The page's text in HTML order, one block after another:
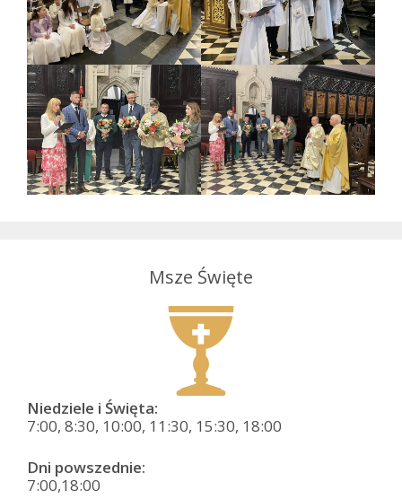
Msze Święte
Niedziele i Święta:
7:00, 8:30, 10:00, 11:30, 15:30, 18:00
Dni powszednie:
7:00,18:00